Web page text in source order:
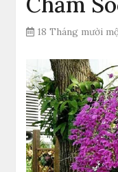
18 Tháng mười